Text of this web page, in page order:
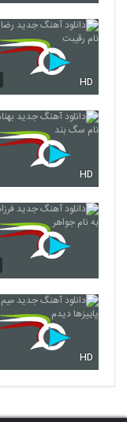
3659
3662
HD
HD
HD